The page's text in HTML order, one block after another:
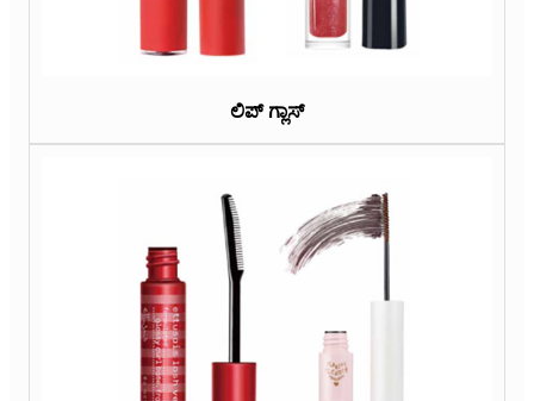
ಲಿಪ್ ಗ್ಲಾಸ್